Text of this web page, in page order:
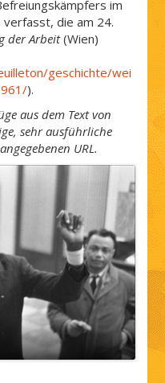
im
die am 24.
der Arbeit(Wien)
geschichte/wei
).
aus dem Text von
sehr ausführliche
URL.